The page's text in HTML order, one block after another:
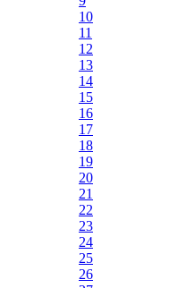
10
11
12
13
14
15
16
17
18
19
20
21
22
23
24
25
26